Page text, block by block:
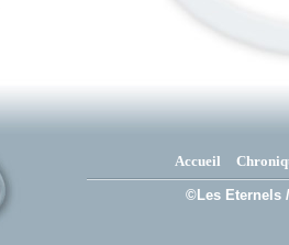
Accueil
©Les Eternels